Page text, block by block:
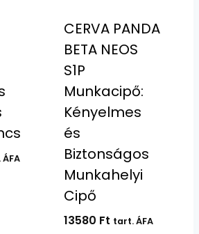
CERVA PANDA
BETA NEOS
S1P
Munkacipő:
Kényelmes
és
Biztonságos
Munkahelyi
Cipő
13580 Ft tart. ÁFA